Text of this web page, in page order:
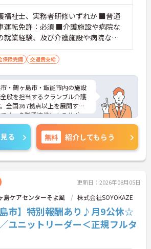
身の疲労をしっかり回復できま
雇用制度で70歳まで勤務可能で
わって無理なく長く続けられ
希望を尊重し、自分らしくキ
イム、さらには管理者へのス
イフステージに合わせた働き
やネイルなども自由となって
イルを大切にできる環境で
福祉士、実務者研修いずれか ■普通
運転免許：必須 ■介護施設や病院な
就業経験、及び介護施設や病院など
勤経験必須
保険完備 交通費支給
・鶴ヶ島市・飯能市内の施設
般を担当するクランブル介護
全国367拠点以上を展開する
す。多職種連携によるサポー
周囲と協力しながら業務に取
宅系から入居系まで幅広いサ
ため、様々な経験を通じて介
ルとしてスキルアップが期待
の頑張りやチームへの貢献を
。産休・育休の取得やリフレ
フステージの変化に合わせた
ため、無理なく長期的なキャ
っています。
やすく、協力して働ける環境
る 無料 紹介してもらう
更新日：2026年08月05日
島ケアセンターそよ風 株式会社SOYOKAZE
島市】特別報酬あり♪月9公休☆
ユニットリーダー＜正規フルタ